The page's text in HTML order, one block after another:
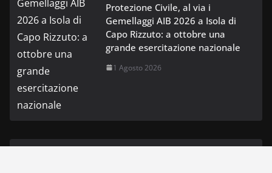
Protezione Civile, al via i
Gemellaggi AIB 2026 a Isola di
Capo Rizzuto: a ottobre una
grande esercitazione nazionale
1 Agosto 2026